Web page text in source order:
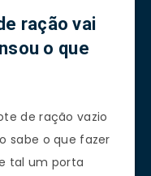
ração vai
o que
de ração vazio
sabe o que fazer
tal um porta